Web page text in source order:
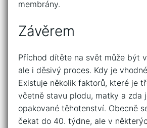
membrány.
Závěrem
Příchod dítěte na svět může být
ale i děsivý proces. Kdy je
Existuje několik faktorů, které je
včetně stavu plodu, matky a zda
opakované těhotenství. Obecně
čekat do 40. týdne, ale v